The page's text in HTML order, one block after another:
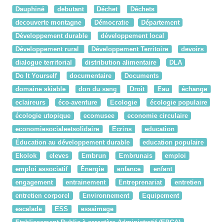
Dauphiné
debutant Déchet
Déchets
decouverte montagne
Démocratie
Département
Développement durable
développement local
Développement rural
Développement Territoire
devoirs
dialogue territorial
distribution alimentaire
DLA
Do It Yourself
documentaire
Documents
domaine skiable
don du sang Droit Eau
échange
eclaireurs
éco-aventure Ecologie
écologie populaire
écologie utopique
ecomusee
economie circulaire
economiesocialeetsolidaire
Ecrins
education
Éducation au développement durable
education populaire
Ekolok
eleves Embrun Embrunais
emploi
emploi associatif
Énergie enfance
enfant
engagement
entrainement Entreprenariat
entretien
entretien corporel
Environnement
Equipement
escalade
ESS
essaimage